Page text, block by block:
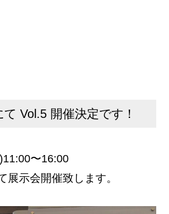
Vol.5 開催決定です！
〜16:00
展示会開催致します。